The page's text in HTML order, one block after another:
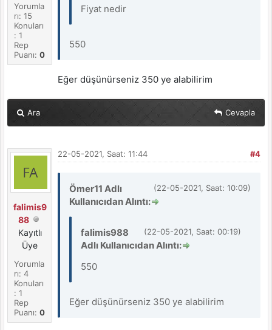
Yorumla
rı: 15
Konuları
: 1
Rep
Puanı:0
Fiyat nedir
550
Eğer düşünürseniz 350 ye alabilirim
Ara Cevapla
falimis9
88
Kayıtlı
Üye
Yorumla
rı: 4
Konuları
: 1
Rep
Puanı:0
#4
22-05-2021, Saat: 11:44
(22-05-2021, Saat: 10:09)
Ömer11 Adlı
Kullanıcıdan Alıntı:
(22-05-2021, Saat: 00:19)
falimis988
Adlı Kullanıcıdan Alıntı:
550
Eğer düşünürseniz 350 ye alabilirim